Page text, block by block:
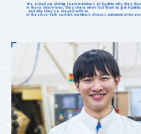
We asked our shining team members at Kyokko why they chos
In these interviews, they share what led them to join Kyokko
and why they’ve stayed with us.
In the cross-talk section, members discuss communication acr